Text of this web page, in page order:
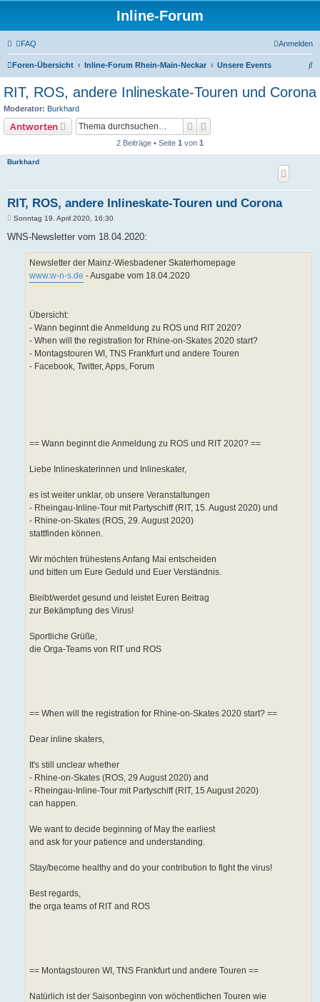
Inline-Forum
FAQ Anmelden
Foren-Übersicht Inline-Forum Rhein-Main-Neckar Unsere Events
S
c
RIT, ROS, andere Inlineskate-Touren und Corona
Moderator: Burkhard
Antworten Suche
2 Beiträge • Seite 1 von 1
Burkhard
RIT, ROS, andere Inlineskate-Touren und Corona
B
i
Sonntag 19. April 2020, 16:30
WNS-Newsletter vom 18.04.2020:
Newsletter der Mainz-Wiesbadener Skaterhomepage
www.w-n-s.de - Ausgabe vom 18.04.2020
Übersicht:
- Wann beginnt die Anmeldung zu ROS und RIT 2020?
- When will the registration for Rhine-on-Skates 2020 start?
- Montagstouren WI, TNS Frankfurt und andere Touren
- Facebook, Twitter, Apps, Forum
== Wann beginnt die Anmeldung zu ROS und RIT 2020? ==
Liebe Inlineskaterinnen und Inlineskater,
es ist weiter unklar, ob unsere Veranstaltungen
- Rheingau-Inline-Tour mit Partyschiff (RIT, 15. August 2020) und
- Rhine-on-Skates (ROS, 29. August 2020)
stattfinden können.
Wir möchten frühestens Anfang Mai entscheiden
und bitten um Eure Geduld und Euer Verständnis.
Bleibt/werdet gesund und leistet Euren Beitrag
zur Bekämpfung des Virus!
Sportliche Grüße,
die Orga-Teams von RIT und ROS
== When will the registration for Rhine-on-Skates 2020 start? ==
Dear inline skaters,
It's still unclear whether
- Rhine-on-Skates (ROS, 29 August 2020) and
- Rheingau-Inline-Tour mit Partyschiff (RIT, 15 August 2020)
can happen.
We want to decide beginning of May the earliest
and ask for your patience and understanding.
Stay/become healthy and do your contribution to fight the virus!
Best regards,
the orga teams of RIT and ROS
== Montagstouren WI, TNS Frankfurt und andere Touren ==
Natürlich ist der Saisonbeginn von wöchentlichen Touren wie